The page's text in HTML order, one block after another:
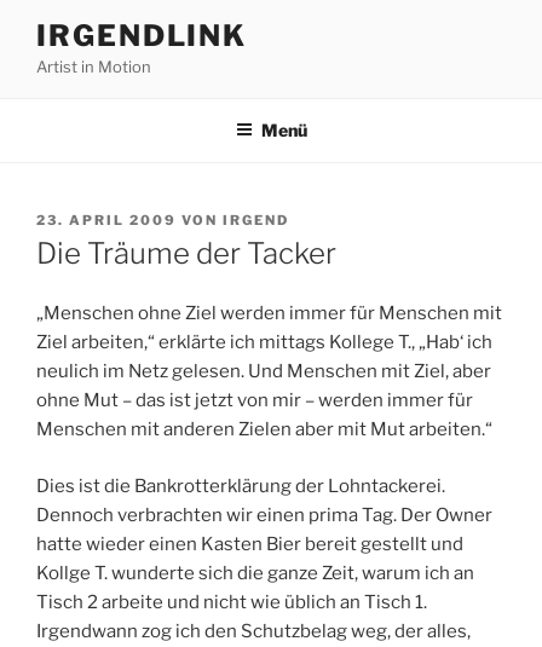
Inhalt
springen
IRGENDLINK
Artist in Motion
Menü
VERÖFFENTLICHT
AM
23. APRIL 2009 VON IRGEND
Die Träume der Tacker
„Menschen ohne Ziel werden immer für Menschen mit
Ziel arbeiten,“ erklärte ich mittags Kollege T., „Hab‘ ich
neulich im Netz gelesen. Und Menschen mit Ziel, aber
ohne Mut – das ist jetzt von mir – werden immer für
Menschen mit anderen Zielen aber mit Mut arbeiten.“
Dies ist die Bankrotterklärung der Lohntackerei.
Dennoch verbrachten wir einen prima Tag. Der Owner
hatte wieder einen Kasten Bier bereit gestellt und
Kollge T. wunderte sich die ganze Zeit, warum ich an
Tisch 2 arbeite und nicht wie üblich an Tisch 1.
Irgendwann zog ich den Schutzbelag weg, der alles,